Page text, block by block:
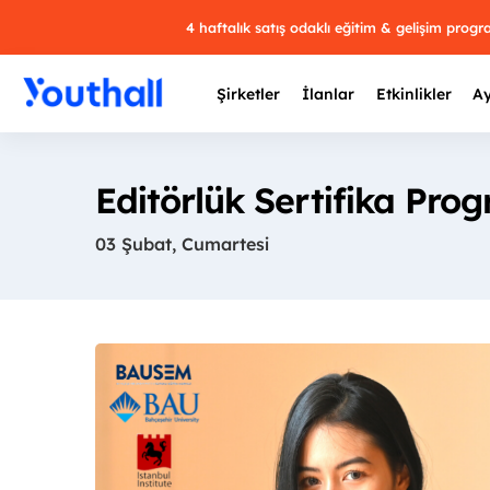
4 haftalık satış odaklı eğitim & gelişim
Şirketler İlanlar Etkinlikler
Editörlük Sertifika
03 Şubat, Cumartesi